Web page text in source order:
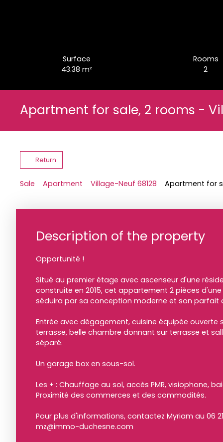
Surface
43.38 m²
Rooms
2
Apartment for sale, 2 rooms -
Return
Sale Apartment Village-Neuf 68128 Apartment for
Description of the property
Opportunité !
Situé au premier étage avec ascenseur d'une
construite en 2015, cet appartement 2 pièces
séduira par sa conception moderne et son parfait
Entrée avec dégagement, cuisine équipée ouverte
terrasse, belle chambre donnant sur terrasse et
séparé.
Un garage box en sous-sol.
Les + : Chauffage au sol, accès PMR, visiophone,
Proximité des commerces et des commodités.
Pour plus d'informations, contactez Myriam au 06
mz@immo-duchesne.com